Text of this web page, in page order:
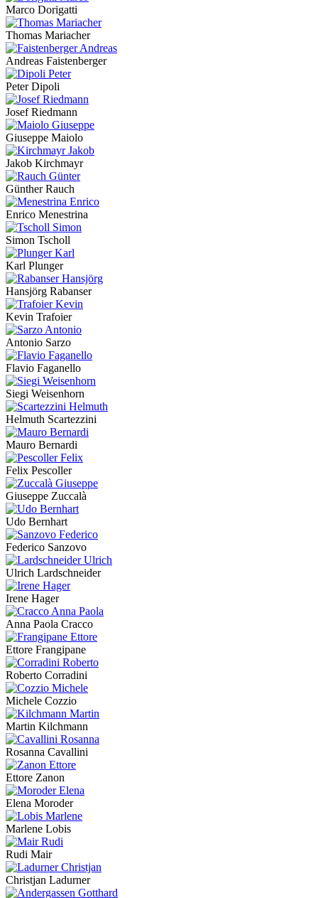
Marco Dorigatti
Thomas Mariacher
Andreas Faistenberger
Peter Dipoli
Josef Riedmann
Giuseppe Maiolo
Jakob Kirchmayr
Günther Rauch
Enrico Menestrina
Simon Tscholl
Karl Plunger
Hansjörg Rabanser
Kevin Trafoier
Antonio Sarzo
Flavio Faganello
Siegi Weisenhorn
Helmuth Scartezzini
Mauro Bernardi
Felix Pescoller
Giuseppe Zuccalà
Udo Bernhart
Federico Sanzovo
Ulrich Lardschneider
Irene Hager
Anna Paola Cracco
Ettore Frangipane
Roberto Corradini
Michele Cozzio
Martin Kilchmann
Rosanna Cavallini
Ettore Zanon
Elena Moroder
Marlene Lobis
Rudi Mair
Christjan Ladurner